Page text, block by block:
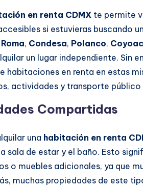
en renta CDMX te permite
si estuvieras buscando
Roma, Condesa, Polanco,
un lugar independiente. Sin
habitaciones en renta en estas
actividades y transporte
Compartidas
una habitación en renta
sala de estar y el baño. Esto
o muebles adicionales, ya que
muchas propiedades de este